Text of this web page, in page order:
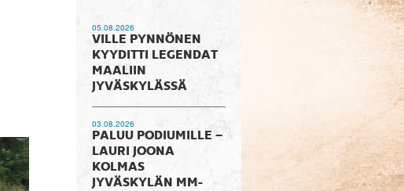
05.08.2026
VILLE PYNNÖNEN
KYYDITTI LEGENDAT
MAALIIN
JYVÄSKYLÄSSÄ
03.08.2026
PALUU PODIUMILLE –
LAURI JOONA
KOLMAS
JYVÄSKYLÄN MM-